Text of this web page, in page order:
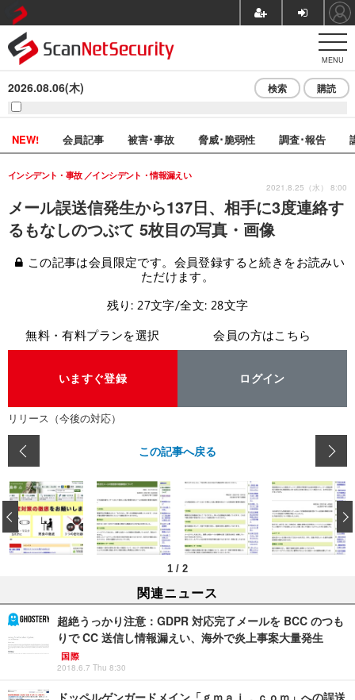
MENU
2026.08.06(木) 検索 購読
NEW! 会員記事 被害･事故 脅威･脆弱性 調査･報告
メール誤送信発生から137日、相手に3度連絡す
るもなしのつぶて 5枚目の写真・画像
インシデント・事故 インシデント・情報漏えい
2021.8.25（水） 8:00
この記事は会員限定です。会員登録すると続きをお読みい
ただけます。
残り: 27文字/全文: 28文字
無料・有料プランを選択
いますぐ登録
会員の方はこちら
ログイン
リリース（今後の対応）
この記事へ戻る
1 / 2
‹
関連ニュース
超絶うっかり注意：GDPR 対応完了メールを BCC のつも
りで CC 送信し情報漏えい、海外で炎上事案大量発生
国際
2018.6.7 Thu 8:30